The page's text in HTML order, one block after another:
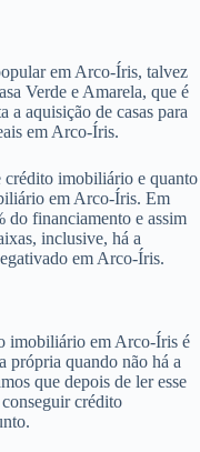
em Arco-Íris, talvez
Verde e Amarela, que é
aquisição de casas para
em Arco-Íris.
crédito imobiliário e quanto
em Arco-Íris. Em
do financiamento e assim
inclusive, há a
em Arco-Íris.
imobiliário em Arco-Íris é
própria quando não há a
que depois de ler esse
crédito